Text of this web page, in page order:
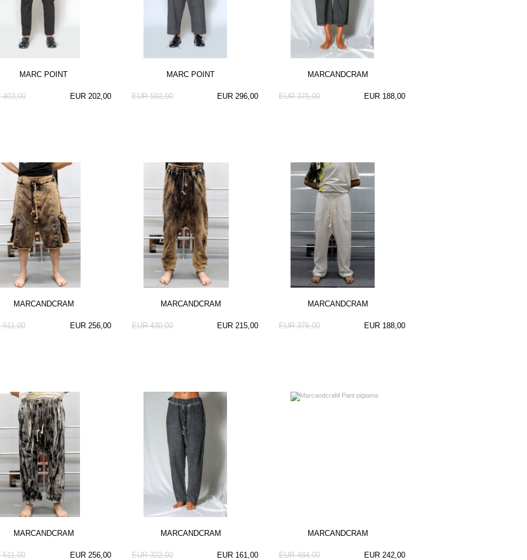
MARC POINT
EUR 202,00
403,00
MARC POINT
EUR 296,00
EUR 592,00
MARCANDCRAM
EUR 188,00
EUR 376,00
MARCANDCRAM
EUR 256,00
511,00
MARCANDCRAM
EUR 215,00
EUR 430,00
MARCANDCRAM
EUR 188,00
EUR 376,00
MARCANDCRAM
EUR 256,00
511,00
MARCANDCRAM
EUR 161,00
EUR 322,00
MARCANDCRAM
EUR 242,00
EUR 484,00